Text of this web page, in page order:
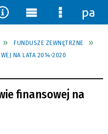
FUNDUSZE ZEWNĘTRZNE
NA LATA 2014-2020
finansowej na
Menu
główne
Menu